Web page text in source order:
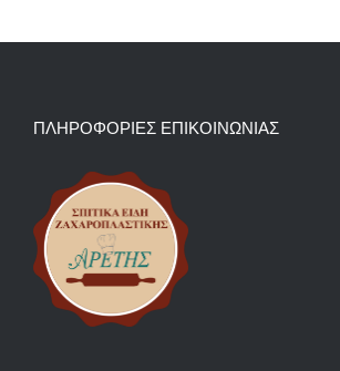
ΠΛΗΡΟΦΟΡΙΕΣ ΕΠΙΚΟΙΝΩΝΙΑΣ